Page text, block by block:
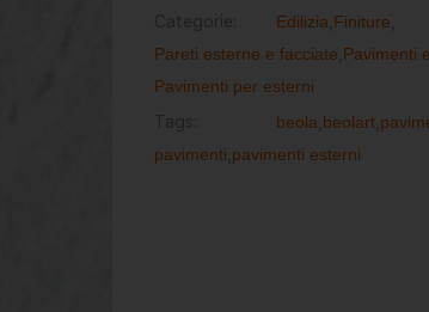
Edilizia Finiture
Pareti esterne e facciate Pavimenti
Pavimenti per esterni
beola beolart,
pavimenti pavimenti esterni